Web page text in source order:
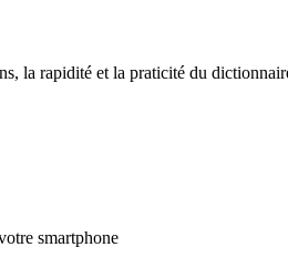
la rapidité et la praticité du
smartphone